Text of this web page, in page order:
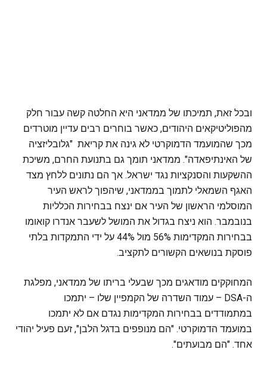
ובכל זאת, תמיכתו של ממדאני היא החלטה קשה עבור חלק
מהפוליטיקאים היהודים, כאשר בוחרים רבים עדיין מוטרדים
מכך שהמועמד הדמוקרטי לא גינה את קריאת "גלובליזציה
של האינתיפאדה". ממדאני תומך גם בתנועת החרם, משיכת
ההשקעות והסנקציות נגד ישראל. אך הם נתונים ללחץ מצד
האגף השמאלי לתמוך בממדאני, שיהפוך לראש העיר
המוסלמי הראשון של העיר אם ינצח בבחירות הכלליות
בנובמבר. הוא ניצח בגדול את המושל לשעבר אנדרו קואומו
בבחירות המקדימות 56% מול 44% על ידי התמקדות בלתי
פוסקת בנושאים הקשורים לתקציב.
המחוקקים מודאגים מכך שבעלי בריתו של ממדאני, מפלגת
ה-DSA – עמוד השדרה של הקמפיין שלו – יתמכו
במתמודדים בבחירות המקדימות נגדם אם לא יתמכו
במועמד הדמוקרטי. "הם מנופפים בדגל הלבן", זעם פעיל יהודי
אחד. "הם מבועתים".